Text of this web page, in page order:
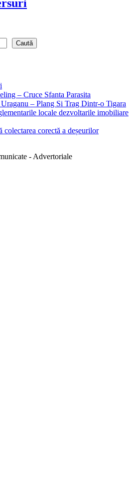
Caută
– Cruce Sfanta Parasita
– Plang Si Trag Dintr-o Tigara
locale dezvoltarile imobiliare
colectarea corectă a deșeurilor
- Advertoriale